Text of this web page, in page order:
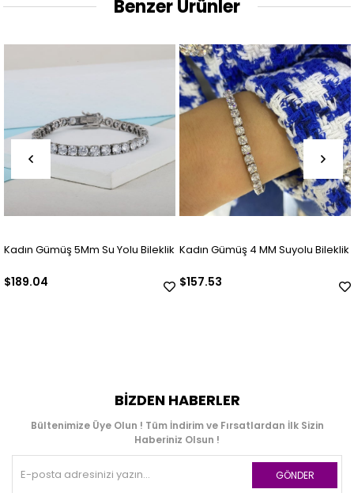
Benzer Ürünler
Su Yolu Bileklik Kadın Gümüş 4 MM Suyolu Bileklik 925 Ayar
BIZDEN HABERLER
Bültenimize Üye Olun ! Tüm İndirim ve Fırsatlardan İlk Sizin
Haberiniz Olsun !
GÖNDER